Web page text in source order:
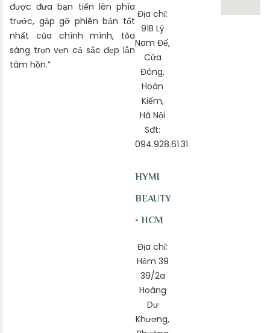
được đưa bạn tiến lên phía
trước, gặp gỡ phiên bản tốt
nhất của chính mình, tỏa
sáng trọn vẹn cả sắc đẹp lẫn
tâm hồn.”
Địa chỉ:
91B Lý
Nam Đế,
Cửa
Đông,
Hoàn
Kiếm,
Hà Nội
Sđt:
094.928.61.31
HYMI
BEAUTY
- HCM
Địa chỉ:
Hẻm 39
39/2a
Hoàng
Dư
Khương,